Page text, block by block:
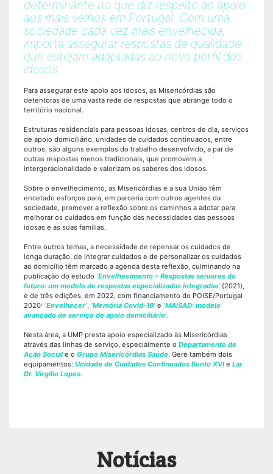
determinante no que diz respeito ao apoio
aos mais velhos em Portugal. Com uma
sociedade cada vez mais envelhecida,
importa assegurar respostas de qualidade
que estejam adaptadas ao novo perfil dos
idosos.
Para assegurar este apoio aos idosos, as Misericórdias são
detentoras de uma vasta rede de respostas que abrange todo o
território nacional.
Estruturas residenciais para pessoas idosas, centros de dia, serviços
de apoio domiciliário, unidades de cuidados continuados, entre
outros, são alguns exemplos do trabalho desenvolvido, a par de
outras respostas menos tradicionais, que promovem a
intergeracionalidade e valorizam os saberes dos idosos.
Sobre o envelhecimento, as Misericórdias e a sua União têm
encetado esforços para, em parceria com outros agentes da
sociedade, promover a reflexão sobre os caminhos a adotar para
melhorar os cuidados em função das necessidades das pessoas
idosas e as suas famílias.
Entre outros temas, a necessidade de repensar os cuidados de
longa duração, de integrar cuidados e de personalizar os cuidados
ao domicílio têm marcado a agenda desta reflexão, culminando na
publicação do estudo ‘Envelhecimento – Respostas seniores do
futuro: um modelo de respostas especializadas integradas’ (2021),
e de três edições, em 2022, com financiamento do POISE/Portugal
2020: ‘Envelhecer’ ‘Memória Covid-19’ e ‘MAiSAD: modelo
avançado de serviço de apoio domiciliário’.
Nesta área, a UMP presta apoio especializado às Misericórdias
através das linhas de serviço, especialmente o Departamento de
Ação Social e o Grupo Misericórdias Saúde. Gere também dois
equipamentos: Unidade de Cuidados Continuados Bento XVIe Lar
Dr. Virgílio Lopes.
Notícias